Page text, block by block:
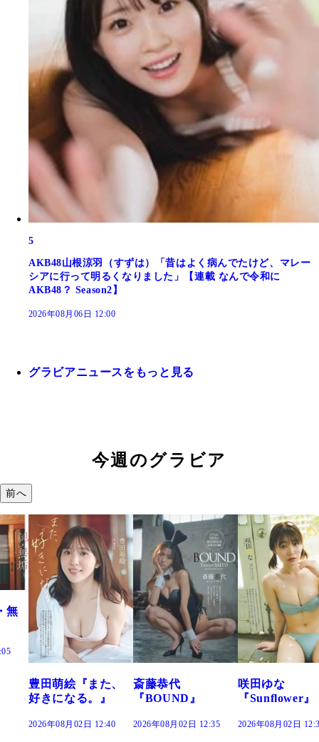
5
AKB48山根涼羽（すずは）「昔はよく病んでたけど、マレー
シアに行って明るくなりました」【連載 なんで令和に
AKB48？ Season2】
2026年08月06日 12:00
グラビアニュースをもっと見る
今週のグラビア
前へ
豊田萌絵『また、
好きになる。』
2026年08月02日 12:40
斎藤恭代
『BOUND』
2026年08月02日 12:35
咲田ゆな
『Sunflower』
2026年08月02日
無